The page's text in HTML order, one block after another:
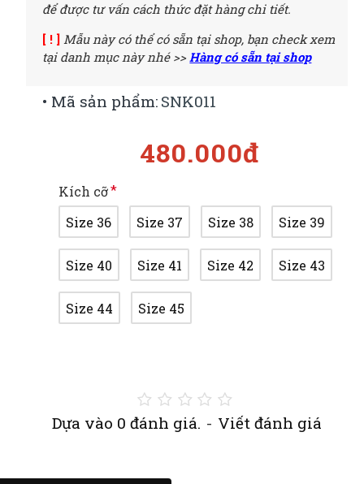
Dựa vào 0 đánh giá. - Viết đánh giá
480.000đ
• Mã sản phẩm: SNK011
Kích cỡ
Size 36
Size 37 Size 38 Size 39
Size 40 Size 41 Size 42 Size 43
Size 44 Size 45
để được tư vấn cách thức đặt hàng chi tiết.
[ ! ] Mẫu này có thể có sẵn tại shop, bạn check xem
tại danh mục này nhé >>Hàng có sẵn tại shop